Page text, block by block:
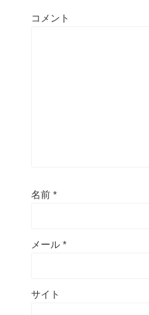
コメント
名前 *
メール *
サイト